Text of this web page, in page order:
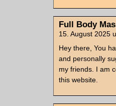
Full Body
15. August 2025
Hey there, You
and personally
my friends. I am
this website.